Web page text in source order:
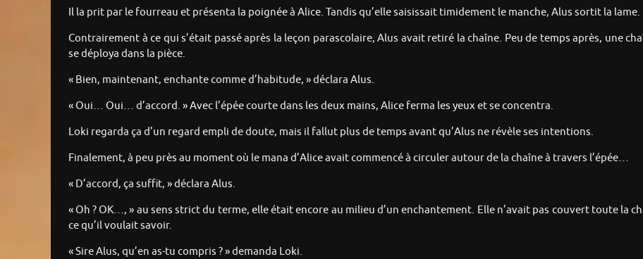
Il la prit par le fourreau et présenta la poignée à Alice. Tandis qu’elle saisissait timidement le manche, Alus sortit la lame.
Contrairement à ce qui s’était passé après la leçon parascolaire, Alus avait retiré la chaîne. Peu de temps après, une
se déploya dans la pièce.
« Bien, maintenant, enchante comme d’habitude, » déclara Alus.
« Oui… Oui… d’accord. » Avec l’épée courte dans les deux mains, Alice ferma les yeux et se concentra.
Loki regarda ça d’un regard empli de doute, mais il fallut plus de temps avant qu’Alus ne révèle ses intentions.
Finalement, à peu près au moment où le mana d’Alice avait commencé à circuler autour de la chaîne à travers l’épée…
« D’accord, ça suffit, » déclara Alus.
« Oh ? OK…, » au sens strict du terme, elle était encore au milieu d’un enchantement. Elle n’avait pas couvert toute la
ce qu’il voulait savoir.
« Sire Alus, qu’en as-tu compris ? » demanda Loki.